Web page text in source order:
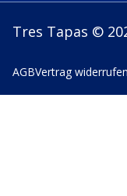
Tres Tapas ©
AGBVertrag widerrufen